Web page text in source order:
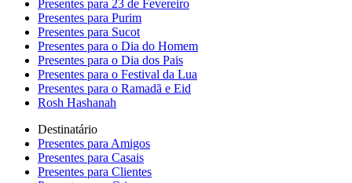
Presentes para 23 de Fevereiro
Presentes para Purim
Presentes para Sucot
Presentes para o Dia do Homem
Presentes para o Dia dos Pais
Presentes para o Festival da Lua
Presentes para o Ramadã e Eid
Rosh Hashanah
Destinatário
Presentes para Amigos
Presentes para Casais
Presentes para Clientes